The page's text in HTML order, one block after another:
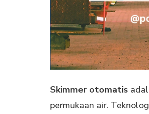
Skimmer otomatis
permukaan air.